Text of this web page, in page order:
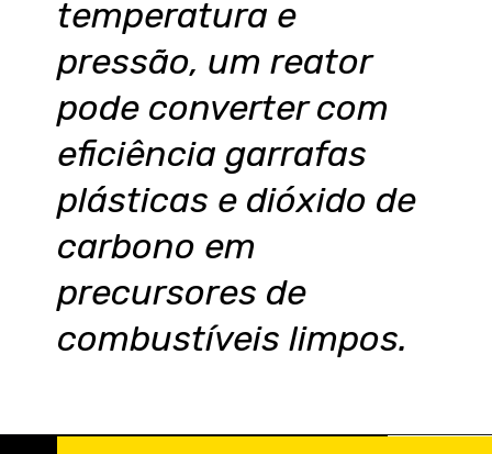
temperatura e
pressão, um reator
pode converter com
eficiência garrafas
plásticas e dióxido de
carbono em
precursores de
combustíveis limpos.